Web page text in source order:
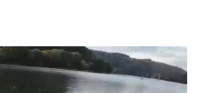
la diapositive actuelle du carrousel de vignettes